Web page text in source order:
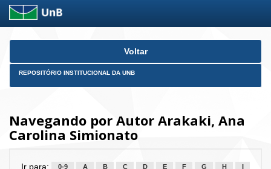
Skip
Voltar
REPOSITÓRIO INSTITUCIONAL DA UNB
Navegando por Autor Arakaki, Ana
Carolina Simionato
Ir para: 0-9 A B C D E F G H